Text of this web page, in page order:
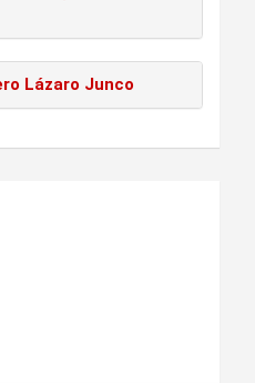
Lázaro Junco